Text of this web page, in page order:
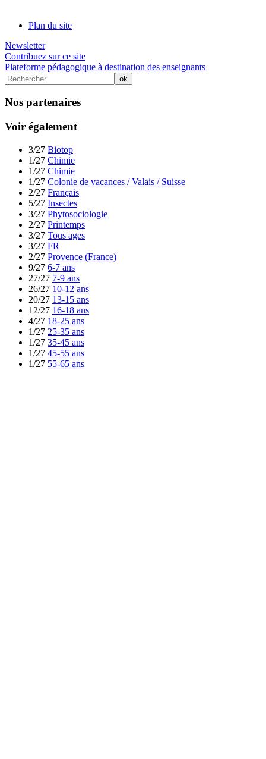
Plan du site
Newsletter
Contribuez sur ce site
Plateforme pédagogique à destination des enseignants
Nos partenaires
Voir également
3/27 Biotop
1/27 Chimie
1/27 Chimie
1/27 Colonie de vacances / Valais / Suisse
2/27 Français
5/27 Insectes
3/27 Phytosociologie
2/27 Printemps
3/27 Tous ages
3/27 FR
2/27 Provence (France)
9/27 6-7 ans
27/27 7-9 ans
26/27 10-12 ans
20/27 13-15 ans
12/27 16-18 ans
4/27 18-25 ans
1/27 25-35 ans
1/27 35-45 ans
1/27 45-55 ans
1/27 55-65 ans